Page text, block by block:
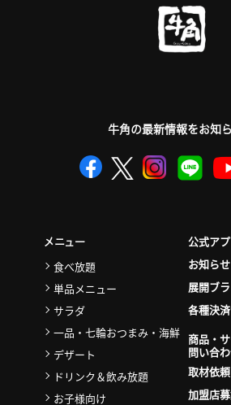
牛角の最新情報をお知
メニュー
食べ放題
単品メニュー
サラダ
一品・七輪おつまみ・海鮮
デザート
ドリンク＆飲み放題
お子様向け
公式ア
お知らせ
展開ブ
各種決
商品・
問い合
取材依頼
加盟店